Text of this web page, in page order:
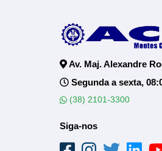
Av. Maj. Alexandre
Segunda a sexta,
(38) 2101-3300
Siga-nos